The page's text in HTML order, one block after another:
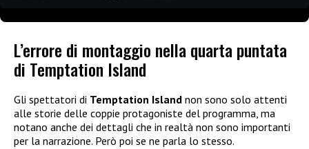
L’errore di montaggio nella quarta puntata
di Temptation Island
Gli spettatori di Temptation Island non sono solo attenti
alle storie delle coppie protagoniste del programma, ma
notano anche dei dettagli che in realtà non sono importanti
per la narrazione. Però poi se ne parla lo stesso.